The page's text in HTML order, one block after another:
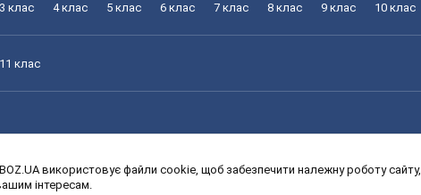
3 клас 4 клас 5 клас 6 клас 7 клас 8 клас 9 клас 10 клас
11 клас
3 клас 4 клас 5 клас 6 клас 7 клас 8 клас 9 клас 10 клас
використовує файли cookie, щоб забезпечити належну роботу сайту,
інтересам.